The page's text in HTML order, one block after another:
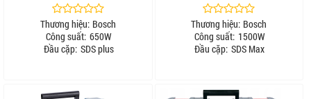
Thương hiệu: Bosch
Công suất: 650W
Đầu cặp: SDS plus
Thương hiệu: Bosch
Công suất: 1500W
Đầu cặp: SDS Max